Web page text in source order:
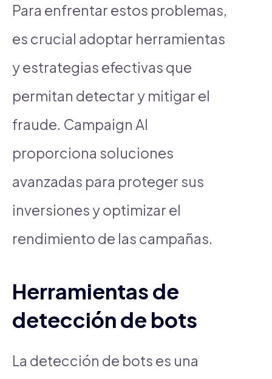
Para enfrentar estos problemas,
es crucial adoptar herramientas
y estrategias efectivas que
permitan detectar y mitigar el
fraude. Campaign AI
proporciona soluciones
avanzadas para proteger sus
inversiones y optimizar el
rendimiento de las campañas.
Herramientas de
detección de bots
La detección de bots es una